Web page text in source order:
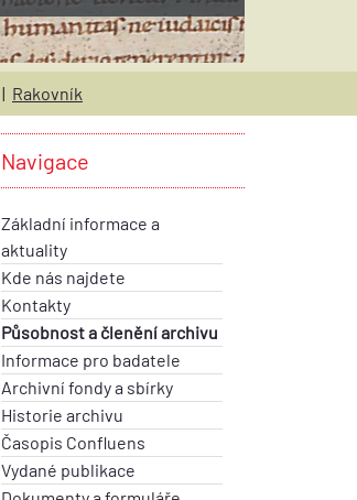
| Rakovník
Navigace
Základní informace a
aktuality
Kde nás najdete
Kontakty
Působnost a členění archivu
Informace pro badatele
Archivní fondy a sbírky
Historie archivu
Časopis Confluens
Vydané publikace